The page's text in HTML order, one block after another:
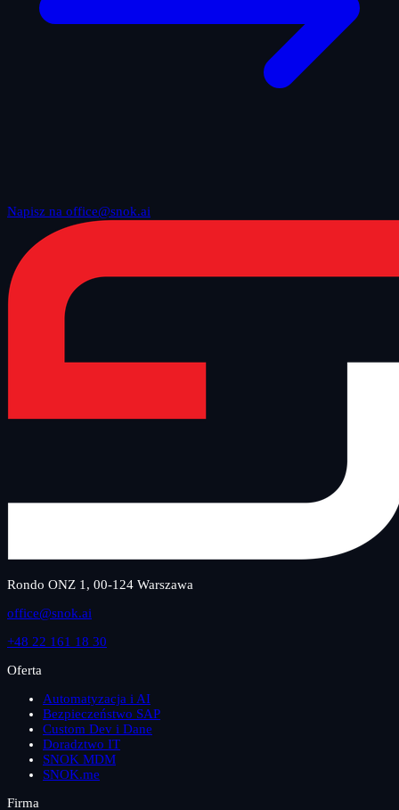
Napisz na office@snok.ai
Rondo ONZ 1, 00-124 Warszawa
office@snok.ai
+48 22 161 18 30
Oferta
Automatyzacja i AI
Bezpieczeństwo SAP
Custom Dev i Dane
Doradztwo IT
SNOK MDM
SNOK.me
Firma